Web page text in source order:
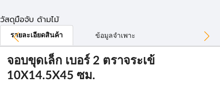
วัสดุมือจับ ด้ามไม้
รายละเอียดสินค้า ข้อมูลจำเพาะ
จอบขุดเล็ก เบอร์ 2 ตราจระเข้
10X14.5X45 ซม.